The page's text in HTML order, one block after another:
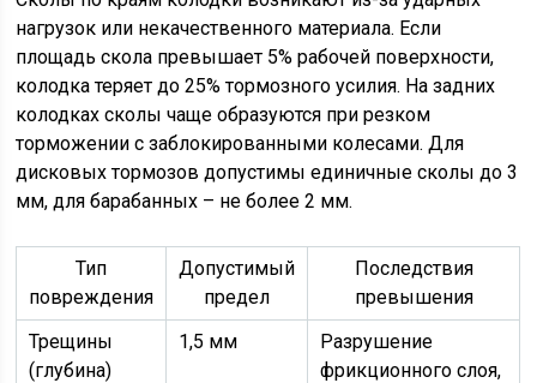
нагрузок или некачественного материала. Если
площадь скола превышает 5% рабочей поверхности,
колодка теряет до 25% тормозного усилия. На задних
колодках сколы чаще образуются при резком
торможении с заблокированными колесами. Для
дисковых тормозов допустимы единичные сколы до 3
мм, для барабанных – не более 2 мм.
Тип
повреждения
Допустимый
предел
Последствия
превышения
Трещины
(глубина)
1,5 мм
Разрушение
фрикционного слоя,